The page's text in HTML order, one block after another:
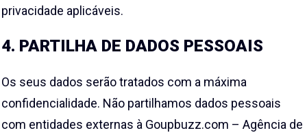
privacidade aplicáveis.
4. PARTILHA DE DADOS PESSOAIS
Os seus dados serão tratados com a máxima
confidencialidade. Não partilhamos dados pessoais
com entidades externas à Goupbuzz.com – Agência de